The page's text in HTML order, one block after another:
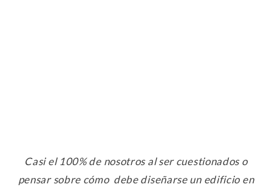
Casi el 100% de nosotros al ser cuestionados o
pensar sobre cómo debe diseñarse un edificio en